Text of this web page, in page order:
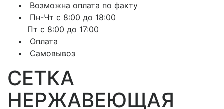
Возможна оплата по факту
Пн-Чт с 8:00 до 18:00
Пт с 8:00 до 17:00
Оплата
Самовывоз
СЕТКА
НЕРЖАВЕЮЩАЯ